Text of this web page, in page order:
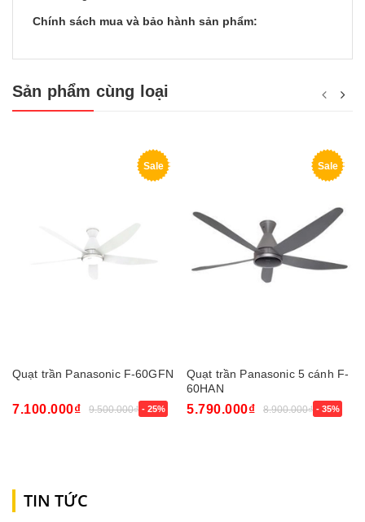
Chính sách mua và bảo hành sản phẩm:
Sản phẩm cùng loại
Sale
Quạt trần Panasonic F-60GFN
7.100.000₫ 9.500.000₫ - 25%
Sale
Quạt trần Panasonic 5 cánh F-
60HAN
5.790.000₫ 8.900.000₫ - 35%
TIN TỨC